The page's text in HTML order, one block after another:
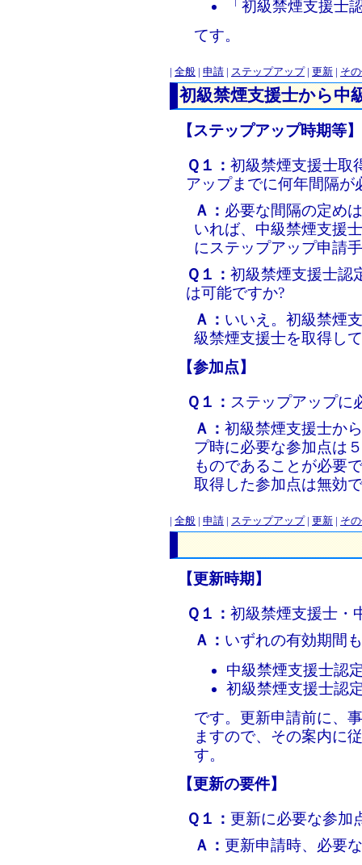
「初級禁煙支援士
てす。
| 全般 | 申請 | ステップアップ| 更新 | そ
初級禁煙支援士から中
【ステップアップ時期等】
Ｑ１： 初級禁煙支援士取
アップまでに何年間隔が
Ａ： 必要な間隔の定め
いれば、中級禁煙支援
にステップアップ申請
Ｑ１： 初級禁煙支援士認
は可能ですか?
Ａ： いいえ。初級禁煙
級禁煙支援士を取得し
【参加点】
Ｑ１： ステップアップに
Ａ： 初級禁煙支援士か
プ時に必要な参加点は
ものであることが必要
取得した参加点は無効
| 全般 | 申請 | ステップアップ| 更新 | そ
【更新時期】
Ｑ１： 初級禁煙支援士・
Ａ： いずれの有効期間
中級禁煙支援士認
初級禁煙支援士認
です。更新申請前に、
ますので、その案内に
す。
【更新の要件】
Ｑ１： 更新に必要な参加
Ａ： 更新申請時、必要